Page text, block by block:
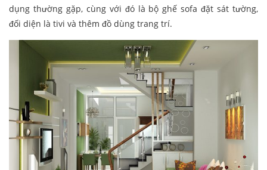
dụng thường gặp, cùng với đó là bộ ghế sofa đặt sát tường,
đối diện là tivi và thêm đồ dùng trang trí.